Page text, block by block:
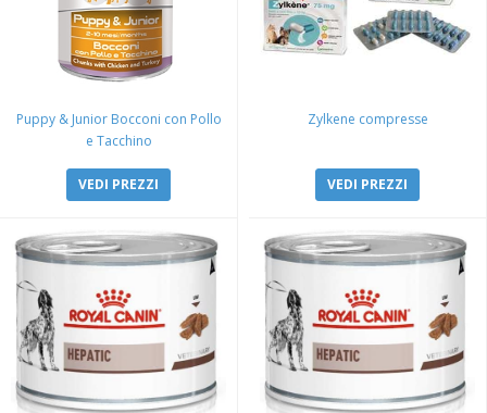
Puppy & Junior Bocconi con Pollo
e Tacchino
VEDI PREZZI
Zylkene compresse
VEDI PREZZI